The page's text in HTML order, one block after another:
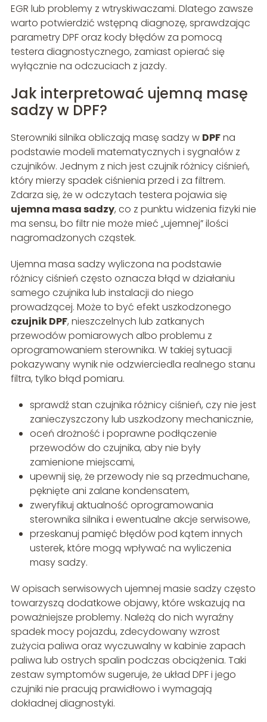
EGR lub problemy z wtryskiwaczami. Dlatego zawsze
warto potwierdzić wstępną diagnozę, sprawdzając
parametry DPF oraz kody błędów za pomocą
testera diagnostycznego, zamiast opierać się
wyłącznie na odczuciach z jazdy.
Jak interpretować ujemną masę
sadzy w DPF?
Sterowniki silnika obliczają masę sadzy w DPFna
podstawie modeli matematycznych i sygnałów z
czujników. Jednym z nich jest czujnik różnicy ciśnień,
który mierzy spadek ciśnienia przed i za filtrem.
Zdarza się, że w odczytach testera pojawia się
ujemna masa sadzy, co z punktu widzenia fizyki nie
ma sensu, bo filtr nie może mieć „ujemnej” ilości
nagromadzonych cząstek.
Ujemna masa sadzy wyliczona na podstawie
różnicy ciśnień często oznacza błąd w działaniu
samego czujnika lub instalacji do niego
prowadzącej. Może to być efekt uszkodzonego
czujnik DPF, nieszczelnych lub zatkanych
przewodów pomiarowych albo problemu z
oprogramowaniem sterownika. W takiej sytuacji
pokazywany wynik nie odzwierciedla realnego stanu
filtra, tylko błąd pomiaru.
sprawdź stan czujnika różnicy ciśnień, czy nie jest
zanieczyszczony lub uszkodzony mechanicznie,
oceń drożność i poprawne podłączenie
przewodów do czujnika, aby nie były
zamienione miejscami,
upewnij się, że przewody nie są przedmuchane,
pęknięte ani zalane kondensatem,
zweryfikuj aktualność oprogramowania
sterownika silnika i ewentualne akcje serwisowe,
przeskanuj pamięć błędów pod kątem innych
usterek, które mogą wpływać na wyliczenia
masy sadzy.
W opisach serwisowych ujemnej masie sadzy często
towarzyszą dodatkowe objawy, które wskazują na
poważniejsze problemy. Należą do nich wyraźny
spadek mocy pojazdu, zdecydowany wzrost
zużycia paliwa oraz wyczuwalny w kabinie zapach
paliwa lub ostrych spalin podczas obciążenia. Taki
zestaw symptomów sugeruje, że układ DPF i jego
czujniki nie pracują prawidłowo i wymagają
dokładnej diagnostyki.